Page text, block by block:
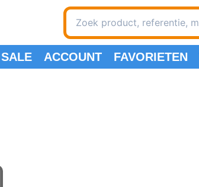
Zoeken
naar:
SALE ACCOUNT FAVORIETEN